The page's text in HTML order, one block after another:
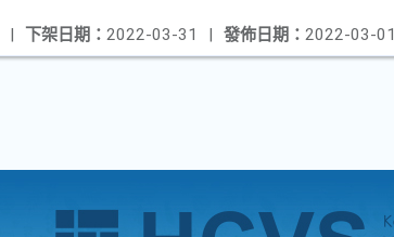
發佈日期： 2022-03-01
下架日期： 2022-03-31 |
|